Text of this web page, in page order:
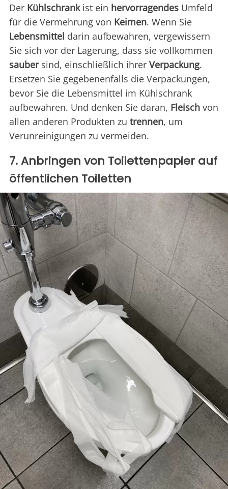
Der Kühlschrankist ein hervorragendes Umfeld
für die Vermehrung von Keimen. Wenn Sie
Lebensmittel darin aufbewahren, vergewissern
Sie sich vor der Lagerung, dass sie vollkommen
saubersind, einschließlich ihrer Verpackung.
Ersetzen Sie gegebenenfalls die Verpackungen,
bevor Sie die Lebensmittel im Kühlschrank
aufbewahren. Und denken Sie daran, Fleisch von
allen anderen Produkten zu trennen, um
Verunreinigungen zu vermeiden.
7. Anbringen von Toilettenpapier auf
öffentlichen Toiletten